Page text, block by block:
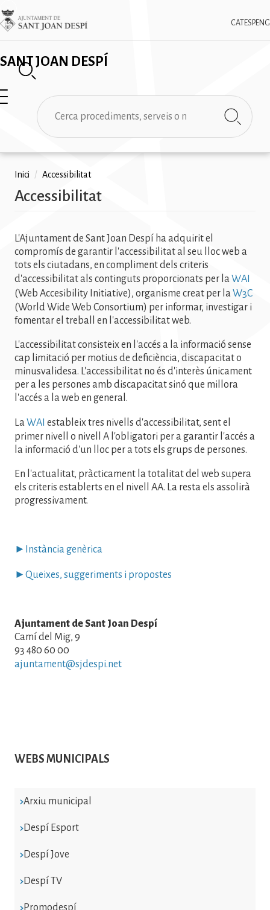
Vés
al
contingut
SANT JOAN DESPÍ
CAT ESPENG
Imatge
✕
Cerca
WEBS MUNICIPALS
Arxiu municipal
Despí Esport
Despí Jove
Despí TV
Promodespí
Fil
d'ariadna
Inici / Accessibilitat
Accessibilitat
L'Ajuntament de Sant Joan Despí ha adquirit el
compromís de garantir l'accessibilitat al seu lloc web a
tots els ciutadans, en compliment dels criteris
d'accessibilitat als continguts proporcionats per laWAI
(Web Accesibility Initiative), organisme creat per laW3C
(World Wide Web Consortium) per informar, investigar i
fomentar el treball en l'accessibilitat web.
L'accessibilitat consisteix en l'accés a la informació sense
cap limitació per motius de deficiència, discapacitat o
minusvalidesa. L'accessibilitat no és d'interès únicament
per a les persones amb discapacitat sinó que millora
l'accés a la web en general.
LaWAI estableix tres nivells d'accessibilitat, sent el
primer nivell o nivell A l'obligatori per a garantir l'accés a
la informació d'un lloc per a tots els grups de persones.
En l'actualitat, pràcticament la totalitat del web supera
els criteris establerts en el nivell AA. La resta els assolirà
progressivament.
►Instància genèrica
►Queixes, suggeriments i propostes
Ajuntament de Sant Joan Despí
Camí del Mig, 9
93 480 60 00
ajuntament@sjdespi.net